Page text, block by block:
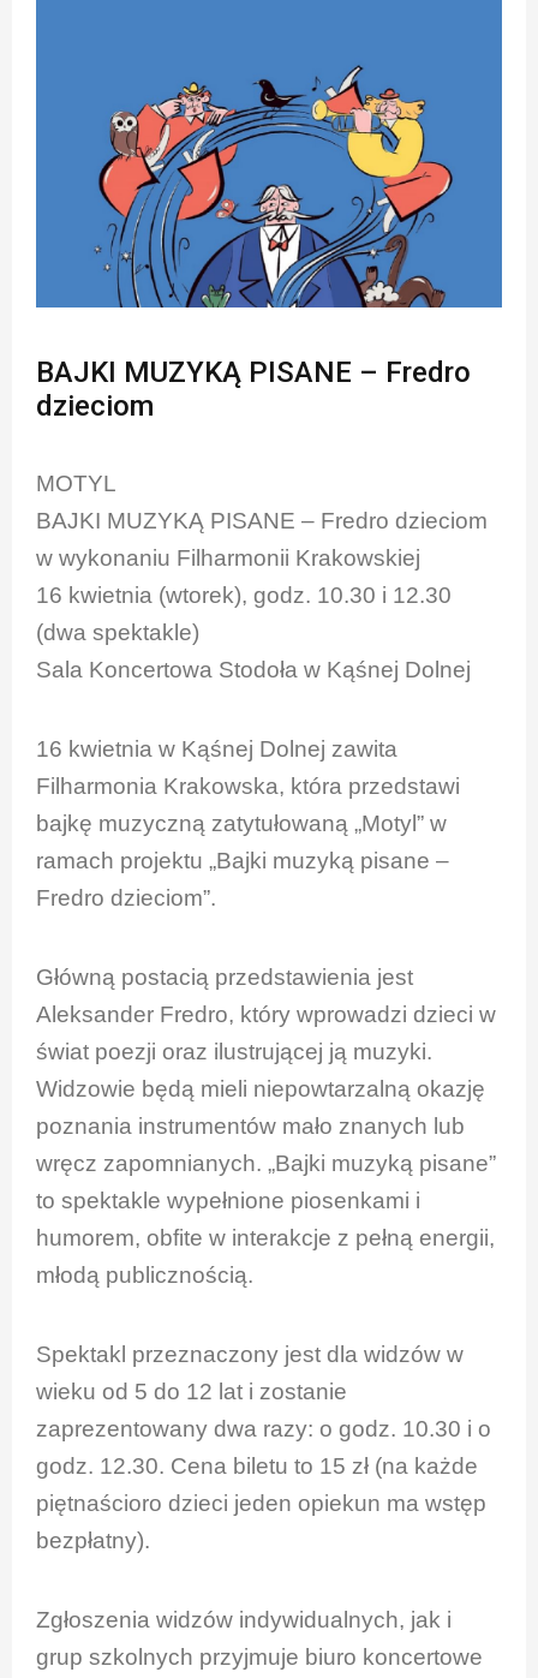
BAJKI MUZYKĄ PISANE – Fredro
dzieciom
MOTYL
BAJKI MUZYKĄ PISANE – Fredro dzieciom
w wykonaniu Filharmonii Krakowskiej
16 kwietnia (wtorek), godz. 10.30 i 12.30
(dwa spektakle)
Sala Koncertowa Stodoła w Kąśnej Dolnej
16 kwietnia w Kąśnej Dolnej zawita
Filharmonia Krakowska, która przedstawi
bajkę muzyczną zatytułowaną „Motyl” w
ramach projektu „Bajki muzyką pisane –
Fredro dzieciom”.
Główną postacią przedstawienia jest
Aleksander Fredro, który wprowadzi dzieci w
świat poezji oraz ilustrującej ją muzyki.
Widzowie będą mieli niepowtarzalną okazję
poznania instrumentów mało znanych lub
wręcz zapomnianych. „Bajki muzyką pisane”
to spektakle wypełnione piosenkami i
humorem, obfite w interakcje z pełną energii,
młodą publicznością.
Spektakl przeznaczony jest dla widzów w
wieku od 5 do 12 lat i zostanie
zaprezentowany dwa razy: o godz. 10.30 i o
godz. 12.30. Cena biletu to 15 zł (na każde
piętnaścioro dzieci jeden opiekun ma wstęp
bezpłatny).
Zgłoszenia widzów indywidualnych, jak i
grup szkolnych przyjmuje biuro koncertowe